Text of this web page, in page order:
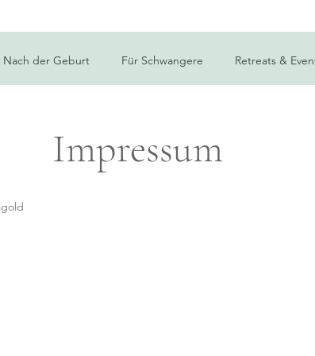
Nach der Geburt Für Schwangere Retreats &
Impressum